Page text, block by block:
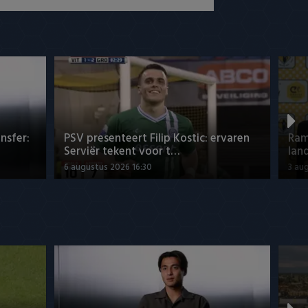
PSV presenteert Filip Kostic: ervaren
Serviër tekent voor t…
6 augustus 2026 16:30 3